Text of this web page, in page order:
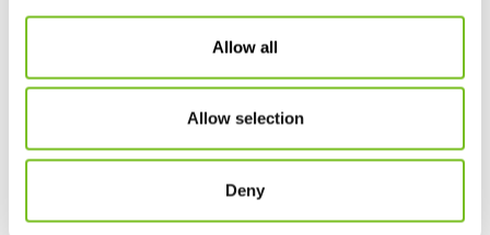
Allow all
Allow selection
Deny
plus, prisma SOFT max, prisma SMART plus, prisma